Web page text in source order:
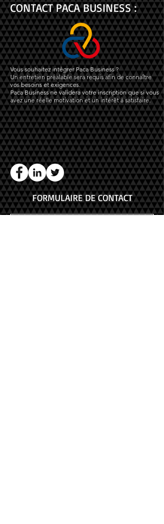
CONTACT PACA BUSINESS :
Vous souhaitez intégrer Paca Business ?
Un entretien préalable sera requis afin de connaître
vos besoins et exigences.
Paca Business ne validera votre inscription que si vous
avez une réelle motivation et un intérêt à satisfaire.
FORMULAIRE DE CONTACT